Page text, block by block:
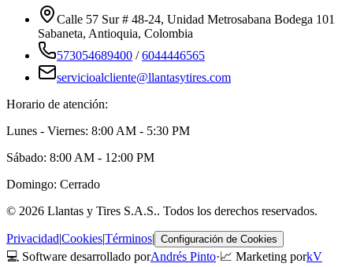
Calle 57 Sur # 48-24, Unidad Metrosabana Bodega 101
Sabaneta, Antioquia, Colombia
573054689400 /6044446565
servicioalcliente@llantasytires.com
Horario de atención:
Lunes - Viernes: 8:00 AM - 5:30 PM
Sábado: 8:00 AM - 12:00 PM
Domingo: Cerrado
© 2026 Llantas y Tires S.A.S.. Todos los derechos reservados.
Privacidad|Cookies|Términos| Configuración de Cookies
💻 Software desarrollado porAndrés Pinto·📈 Marketing porkV